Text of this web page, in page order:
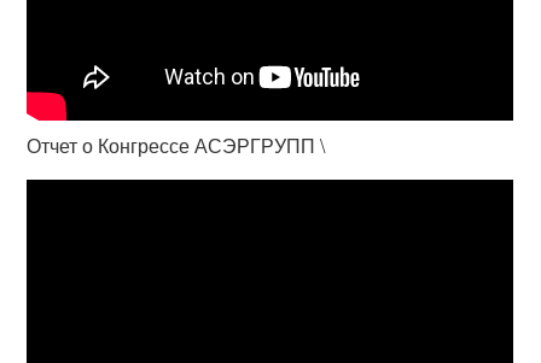
Отчет о Конгрессе АСЭРГРУПП \